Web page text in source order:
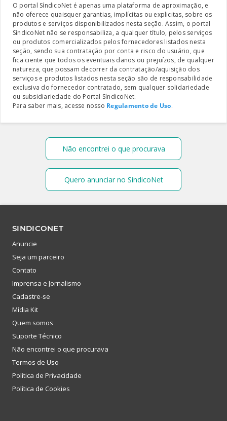
O portal SíndicoNet é apenas uma plataforma de aproximação, e
não oferece quaisquer garantias, implícitas ou explicitas, sobre os
produtos e serviços disponibilizados nesta seção. Assim, o portal
SíndicoNet não se responsabiliza, a qualquer título, pelos serviços
ou produtos comercializados pelos fornecedores listados nesta
seção, sendo sua contratação por conta e risco do usuário, que
fica ciente que todos os eventuais danos ou prejuízos, de qualquer
natureza, que possam decorrer da contratação/aquisição dos
serviços e produtos listados nesta seção são de responsabilidade
exclusiva do fornecedor contratado, sem qualquer solidariedade
ou subsidiariedade do Portal SíndicoNet.
Para saber mais, acesse nosso Regulamento de Uso.
Não encontrei o que procurava
Quero anunciar no SíndicoNet
SINDICONET
Anuncie
Seja um parceiro
Contato
Imprensa e Jornalismo
Cadastre-se
Mídia Kit
Quem somos
Suporte Técnico
Não encontrei o que procurava
Termos de Uso
Política de Privacidade
Política de Cookies